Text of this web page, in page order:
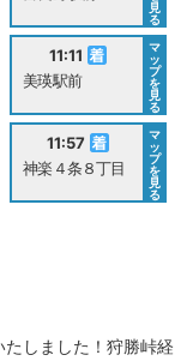
見
る
11:11
美瑛駅前
マ
ッ
プ
を
見
る
11:57
神楽４条８丁目
マ
ッ
プ
を
見
る
しました！狩勝峠経